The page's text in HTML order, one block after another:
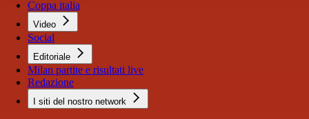
Coppa italia
Video
Social
Editoriale
Milan partite e risultati live
Redazione
I siti del nostro network